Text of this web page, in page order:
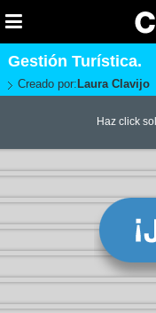
Gestión Turística.
Creado por: Laura Clavijo
Haz click